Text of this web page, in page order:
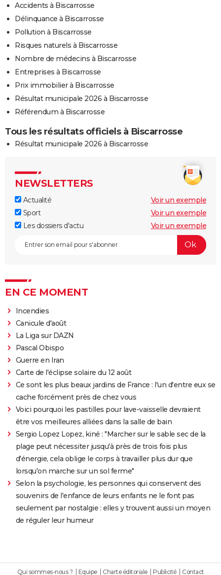
Accidents à Biscarrosse
Délinquance à Biscarrosse
Pollution à Biscarrosse
Risques naturels à Biscarrosse
Nombre de médecins à Biscarrosse
Entreprises à Biscarrosse
Prix immobilier à Biscarrosse
Résultat municipale 2026 à Biscarrosse
Référendum à Biscarrosse
Tous les résultats officiels à Biscarrosse
Résultat municipale 2026 à Biscarrosse
NEWSLETTERS
Actualité
Voir un exemple
Sport
Voir un exemple
Les dossiers d'actu
Voir un exemple
EN CE MOMENT
Incendies
Canicule d'août
La Liga sur DAZN
Pascal Obispo
Guerre en Iran
Carte de l'éclipse solaire du 12 août
Ce sont les plus beaux jardins de France : l'un d'entre eux se
cache forcément près de chez vous
Voici pourquoi les pastilles pour lave-vaisselle devraient
être vos meilleures alliées dans la salle de bain
Sergio Lopez Lopez, kiné : "Marcher sur le sable sec de la
plage peut nécessiter jusqu'à près de trois fois plus
d'énergie, cela oblige le corps à travailler plus dur que
lorsqu'on marche sur un sol ferme"
Selon la psychologie, les personnes qui conservent des
souvenirs de l'enfance de leurs enfants ne le font pas
seulement par nostalgie : elles y trouvent aussi un moyen
de réguler leur humeur
Qui sommes-nous ? Equipe Charte éditoriale Publicité Contact